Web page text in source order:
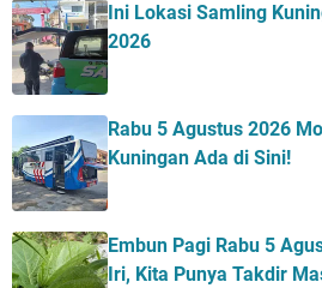
Ini Lokasi Samling
2026
Rabu 5 Agustus 2026
Kuningan Ada di Sini!
Embun Pagi Rabu 5
Iri, Kita Punya Takdir